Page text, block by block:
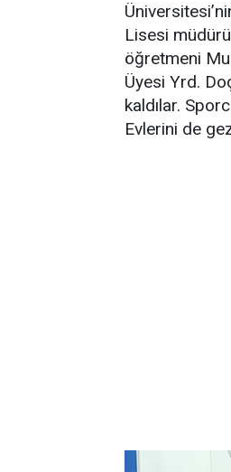
Lisesi müdürü
öğretmeni
Üyesi Yrd.
kaldılar.
Evlerini de